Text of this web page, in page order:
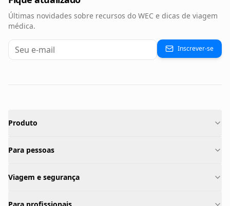
Últimas novidades sobre recursos do WEC e dicas de viagem
médica.
Inscrever-se
Produto
Para pessoas
Viagem e segurança